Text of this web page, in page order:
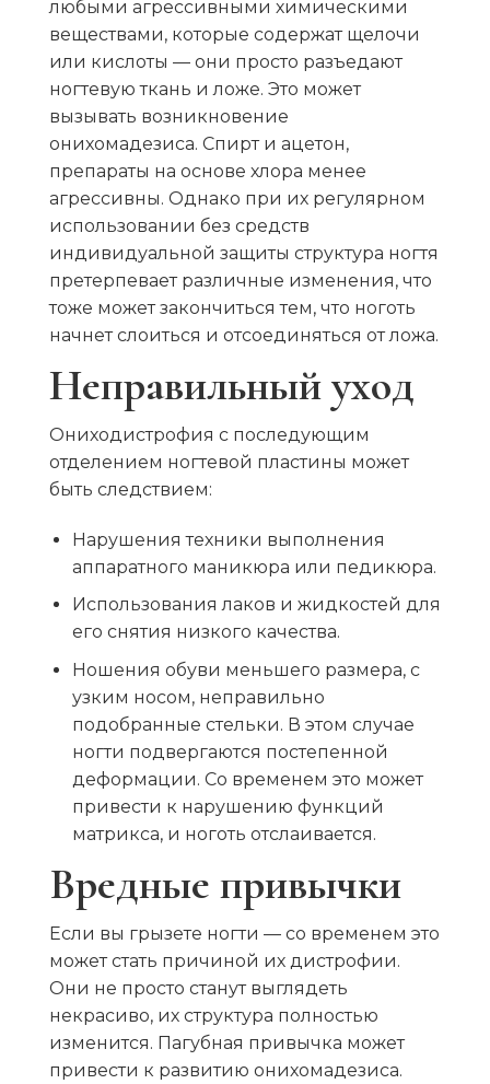
любыми агрессивными химическими
веществами, которые содержат щелочи
или кислоты — они просто разъедают
ногтевую ткань и ложе. Это может
вызывать возникновение
онихомадезиса. Спирт и ацетон,
препараты на основе хлора менее
агрессивны. Однако при их регулярном
использовании без средств
индивидуальной защиты структура ногтя
претерпевает различные изменения, что
тоже может закончиться тем, что ноготь
начнет слоиться и отсоединяться от ложа.
Неправильный уход
Ониходистрофия с последующим
отделением ногтевой пластины может
быть следствием:
Нарушения техники выполнения
аппаратного маникюра или педикюра.
Использования лаков и жидкостей для
его снятия низкого качества.
Ношения обуви меньшего размера, с
узким носом, неправильно
подобранные стельки. В этом случае
ногти подвергаются постепенной
деформации. Со временем это может
привести к нарушению функций
матрикса, и ноготь отслаивается.
Вредные привычки
Если вы грызете ногти — со временем это
может стать причиной их дистрофии.
Они не просто станут выглядеть
некрасиво, их структура полностью
изменится. Пагубная привычка может
привести к развитию онихомадезиса.